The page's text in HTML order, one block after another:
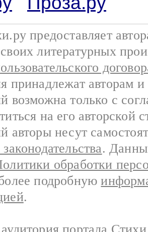
предоставляет
литературных
принадлежат авторам
возможна только с
на его авторской
авторы несут
.
обработки
подробную
.
портала